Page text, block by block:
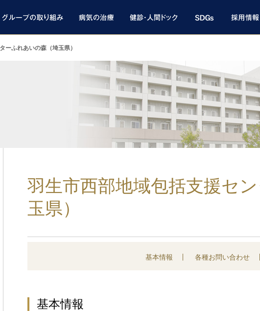
ーふれあいの森（埼玉県）
羽生市西部地域包括支援セ
玉県）
基本情報 各種お問い合わせ
基本情報